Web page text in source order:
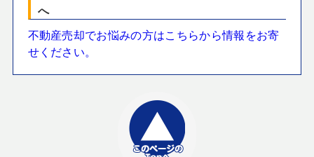
へ
不動産売却でお悩みの方はこちらから情報をお寄
せください。